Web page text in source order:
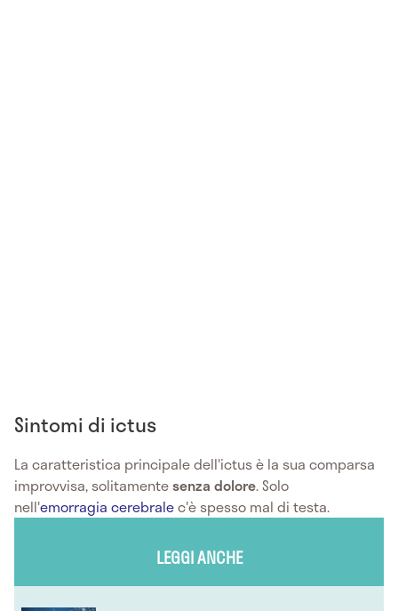
Sintomi di ictus
La caratteristica principale dell'ictus è la sua comparsa
improvvisa, solitamentesenza dolore. Solo
nell'emorragia cerebralec'è spesso mal di testa.
LEGGI ANCHE